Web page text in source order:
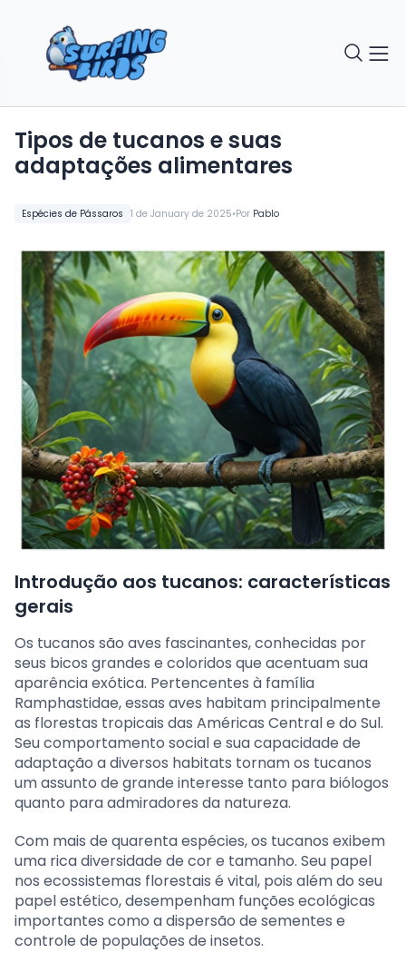
Espécies de Pássaros 1 de January de 2025•Por Pablo
Tipos de tucanos e suas
adaptações alimentares
Introdução aos tucanos: características
gerais
Os tucanos são aves fascinantes, conhecidas por
seus bicos grandes e coloridos que acentuam sua
aparência exótica. Pertencentes à família
Ramphastidae, essas aves habitam principalmente
as florestas tropicais das Américas Central e do Sul.
Seu comportamento social e sua capacidade de
adaptação a diversos habitats tornam os tucanos
um assunto de grande interesse tanto para biólogos
quanto para admiradores da natureza.
Com mais de quarenta espécies, os tucanos exibem
uma rica diversidade de cor e tamanho. Seu papel
nos ecossistemas florestais é vital, pois além do seu
papel estético, desempenham funções ecológicas
importantes como a dispersão de sementes e
controle de populações de insetos.